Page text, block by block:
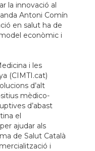
la innovació al
Antoni Comín
en salut ha de
econòmic i
i les
(CIMTI.cat)
d’alt
mèdico-
d’abast
el
ajudar als
de Salut Català
i